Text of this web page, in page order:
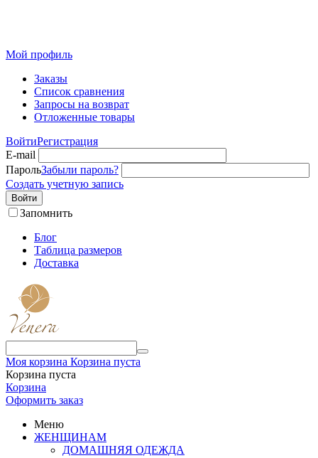
Мой профиль
Заказы
Список сравнения
Запросы на возврат
Отложенные товары
ВойтиРегистрация
E-mail
ПарольЗабыли пароль?
Создать учетную запись
Войти
Запомнить
Блог
Таблица размеров
Доставка
Моя корзина Корзина пуста
Корзина пуста
Корзина
Оформить заказ
Меню
ЖЕНЩИНАМ
ДОМАШНЯЯ ОДЕЖДА